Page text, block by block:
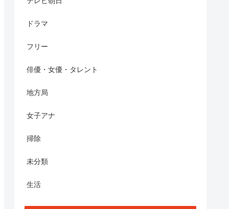
ドラマ
フリー
俳優・女優・タレント
地方局
女子アナ
掃除
未分類
生活